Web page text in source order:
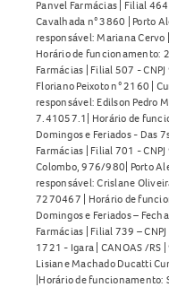
Panvel Farmácias | Filial
Cavalhada n° 3860 | Porto
responsável: Mariana Cervo
Horário de funcionamento:
Farmácias | Filial 507 -
Floriano Peixoto n° 2160 |
responsável: Edilson Pedro
7.41057.1| Horário de
Domingos e Feriados - Das
Farmácias | Filial 701 -
Colombo, 976/980| Porto
responsável: Crislane
7270467 | Horário de
Domingos e Feriados –
Farmácias | Filial 739 –
1721 - Igara | CANOAS /
Lisiane Machado Ducatti
|Horário de funcionamento: